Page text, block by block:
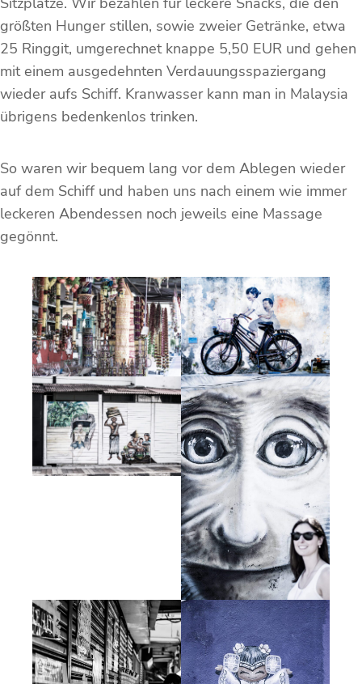
größten Hunger stillen, sowie zweier Getränke, etwa
25 Ringgit, umgerechnet knappe 5,50 EUR und gehen
mit einem ausgedehnten Verdauungsspaziergang
wieder aufs Schiff. Kranwasser kann man in Malaysia
übrigens bedenkenlos trinken.
So waren wir bequem lang vor dem Ablegen wieder
auf dem Schiff und haben uns nach einem wie immer
leckeren Abendessen noch jeweils eine Massage
gegönnt.